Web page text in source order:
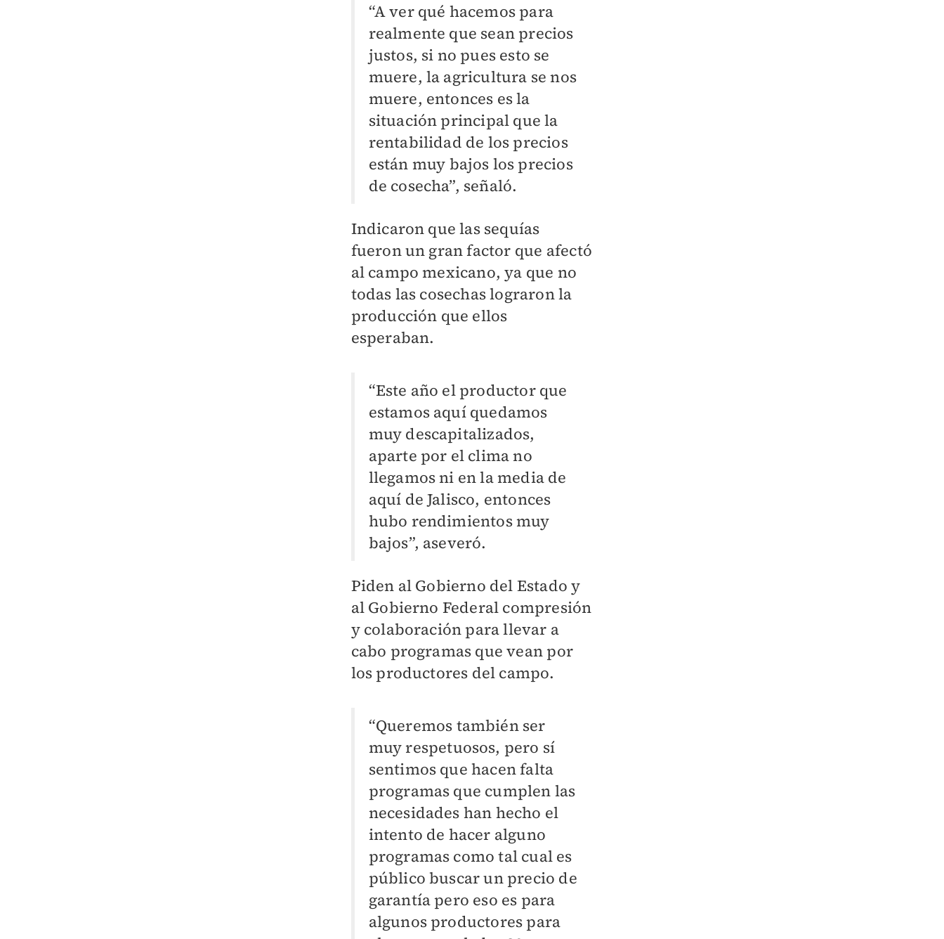
“A ver qué hacemos para
realmente que sean precios
justos, si no pues esto se
muere, la agricultura se nos
muere, entonces es la
situación principal que la
rentabilidad de los precios
están muy bajos los precios
de cosecha”, señaló.
Indicaron que las sequías
fueron un gran factor que afectó
al campo mexicano, ya que no
todas las cosechas lograron la
producción que ellos
esperaban.
“Este año el productor que
estamos aquí quedamos
muy descapitalizados,
aparte por el clima no
llegamos ni en la media de
aquí de Jalisco, entonces
hubo rendimientos muy
bajos”, aseveró.
Piden al Gobierno del Estado y
al Gobierno Federal compresión
y colaboración para llevar a
cabo programas que vean por
los productores del campo.
“Queremos también ser
muy respetuosos, pero sí
sentimos que hacen falta
programas que cumplen las
necesidades han hecho el
intento de hacer alguno
programas como tal cual es
público buscar un precio de
garantía pero eso es para
algunos productores para